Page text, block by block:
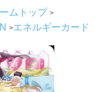
ムトップ
エネルギーカード